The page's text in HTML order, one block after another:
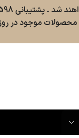
محصولات موجود در